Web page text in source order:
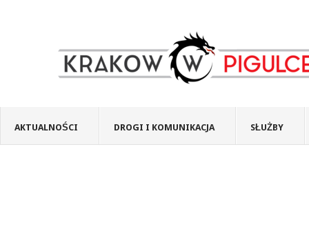
AKTUALNOŚCI DROGI I KOMUNIKACJA SŁUŻBY